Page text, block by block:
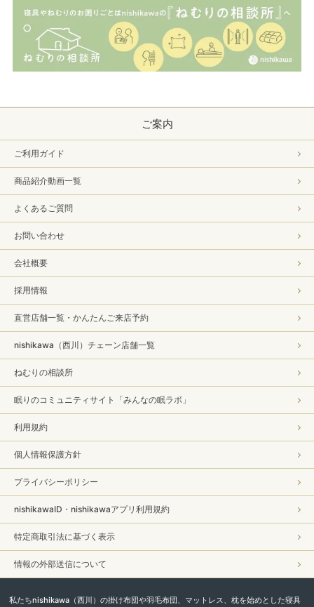
ご案内
ご利用ガイド
商品紹介動画一覧
よくあるご質問
お問い合わせ
会社概要
採用情報
直営店舗一覧・かんたんご来店予約
nishikawa（西川）チェーン店舗一覧
ねむりの相談所
眠りのコミュニティサイト「みんなの眠ラボ」
利用規約
個人情報保護方針
プライバシーポリシー
nishikawaID・nishikawaアプリ利用規約
特定商取引法に基づく表示
情報の外部送信について
私たちnishikawa（西川）の掛け布団や羽毛布団、マットレス、枕を始めとした寝具